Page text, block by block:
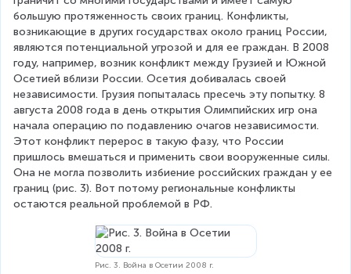
большую протяженность своих границ. Конфликты,
возникающие в других государствах около границ России,
являются потенциальной угрозой и для ее граждан. В 2008
году, например, возник конфликт между Грузией и Южной
Осетией вблизи России. Осетия добивалась своей
независимости. Грузия попыталась пресечь эту попытку. 8
августа 2008 года в день открытия Олимпийских игр она
начала операцию по подавлению очагов независимости.
Этот конфликт перерос в такую фазу, что России
пришлось вмешаться и применить свои вооруженные силы.
Она не могла позволить избиение российских граждан у ее
границ (рис. 3). Вот потому региональные конфликты
остаются реальной проблемой в РФ.
Рис. 3. Война в Осетии 2008 г.